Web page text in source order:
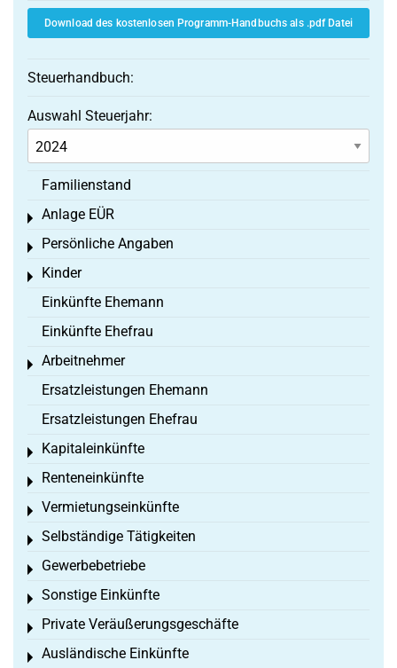
Download des kostenlosen Programm-Handbuchs als .pdf Datei
Steuerhandbuch:
Auswahl Steuerjahr:
Familienstand
Anlage EÜR
Toggle menu
Persönliche Angaben
Toggle menu
Kinder
Toggle menu
Einkünfte Ehemann
Einkünfte Ehefrau
Arbeitnehmer
Toggle menu
Ersatzleistungen Ehemann
Ersatzleistungen Ehefrau
Kapitaleinkünfte
Toggle menu
Renteneinkünfte
Toggle menu
Vermietungseinkünfte
Toggle menu
Selbständige Tätigkeiten
Toggle menu
Gewerbebetriebe
Toggle menu
Sonstige Einkünfte
Toggle menu
Private Veräußerungsgeschäfte
Toggle menu
Ausländische Einkünfte
Toggle menu